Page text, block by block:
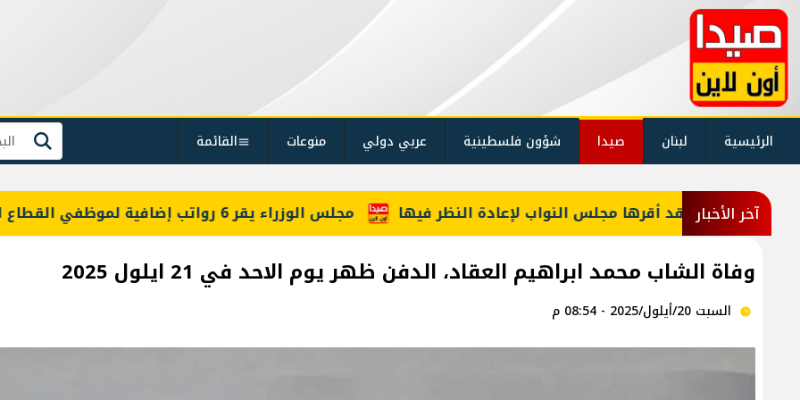
الرئيسية لبنان صيدا شؤون فلسطينية عربي دولي منوعات القائمة بحث
آخر الأخبار معلومات للـLBCI: مجلس الوزراء يقر 6 رواتب إضافية لموظفي القطاع العام وصرف الفروقات بأثر رجعي منذ آذار كان قد أقرها مجلس النواب لإعادة النظر فيها
وفاة الشاب محمد ابراهيم العقاد، الدفن ظهر يوم الاحد في 21 ايلول 2025
السبت 20/أيلول/2025 - 08:54 م